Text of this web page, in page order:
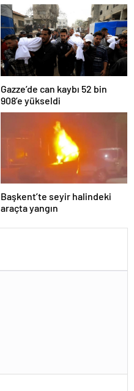
çözüldü
Gazze’de can kaybı 52 bin
908’e yükseldi
Başkent’te seyir halindeki
araçta yangın